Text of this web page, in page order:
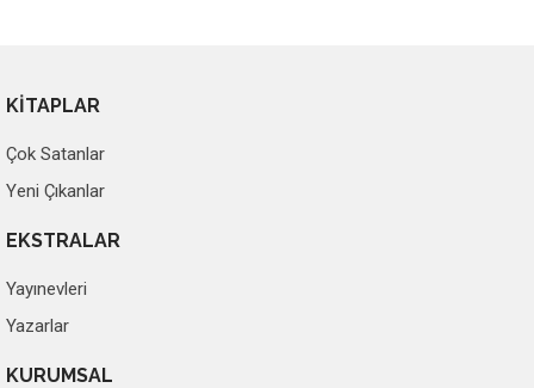
KİTAPLAR
Çok Satanlar
Yeni Çıkanlar
EKSTRALAR
Yayınevleri
Yazarlar
KURUMSAL